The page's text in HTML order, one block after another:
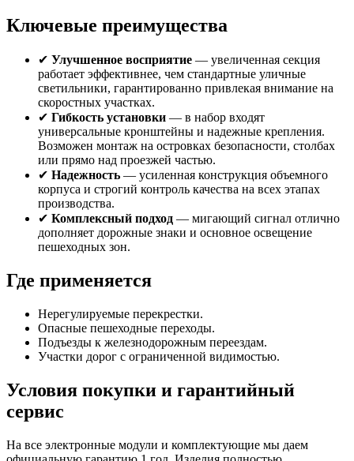
Ключевые преимущества
✔ Улучшенное восприятие — увеличенная секция
работает эффективнее, чем стандартные уличные
светильники, гарантированно привлекая внимание на
скоростных участках.
✔ Гибкость установки — в набор входят
универсальные кронштейны и надежные крепления.
Возможен монтаж на островках безопасности, столбах
или прямо над проезжей частью.
✔ Надежность — усиленная конструкция объемного
корпуса и строгий контроль качества на всех этапах
производства.
✔ Комплексный подход — мигающий сигнал отлично
дополняет дорожные знаки и основное освещение
пешеходных зон.
Где применяется
Нерегулируемые перекрестки.
Опасные пешеходные переходы.
Подъезды к железнодорожным переездам.
Участки дорог с ограниченной видимостью.
Условия покупки и гарантийный
сервис
На все электронные модули и комплектующие мы даем